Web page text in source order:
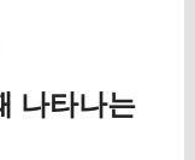
나타나는